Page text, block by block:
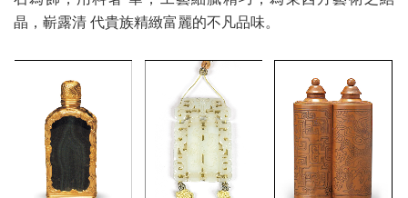
晶，嶄露清 代貴族精緻富麗的不凡品味。